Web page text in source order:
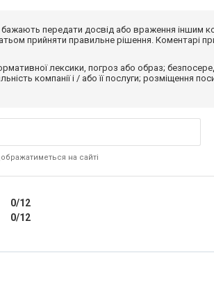
бажають передати досвід або враження
прийняти правильне рішення. Коментарі
лексики, погроз або образ;
компанії і / або її послуги; розміщення
на сайті
0/12
0/12